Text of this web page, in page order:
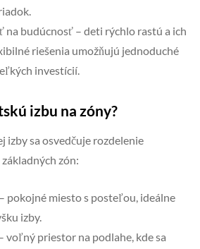
na budúcnosť – deti rýchlo rastú a ich
riešenia umožňujú jednoduché
investícií.
izbu na zóny?
izby sa osvedčuje rozdelenie
zón:
pokojné miesto s posteľou, ideálne
izby.
voľný priestor na podlahe, kde sa